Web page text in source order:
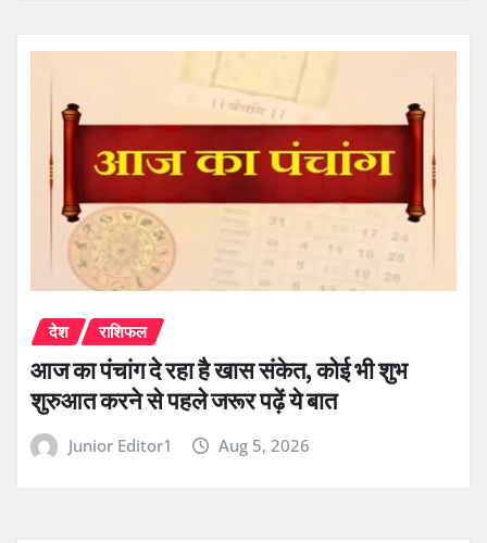
देश राशिफल
आज का पंचांग दे रहा है खास संकेत, कोई भी शुभ
शुरुआत करने से पहले जरूर पढ़ें ये बात
Junior Editor1 Aug 5, 2026